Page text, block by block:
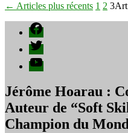
Pagination
des
publications
← Articles plus récents 1 2 3
Facebook
Twitter
YouTube
Jérôme Hoarau :
Auteur de “Soft
Champion du